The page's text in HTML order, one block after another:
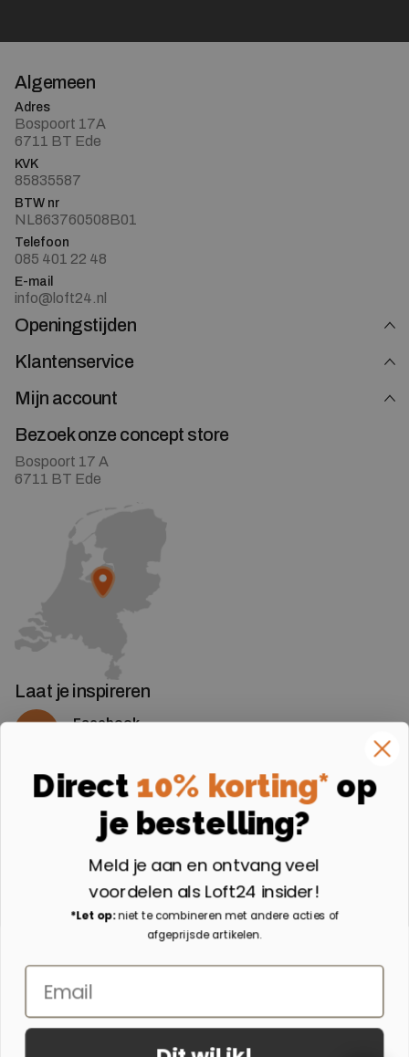
Algemeen
Adres
Bospoort 17A
6711 BT Ede
KVK
85835587
BTW nr
NL863760508B01
Telefoon
085 401 22 48
E-mail
info@loft24.nl
Openingstijden
Klantenservice
Mijn account
Bezoek onze concept store
Bospoort 17 A
6711 BT Ede
Laat je inspireren
Facebook
Instagram
Volg ons op Instagram
Aangesloten bij
Direct 10% korting* op
je bestelling?
Meld je aan en ontvang veel
voordelen als Loft24 insider!
*Let op:niet te combineren met andere acties of
afgeprijsde artikelen.
Email